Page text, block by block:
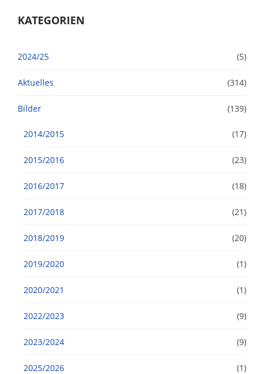
KATEGORIEN
2024/25 (5)
Aktuelles (314)
Bilder (139)
2014/2015 (17)
2015/2016 (23)
2016/2017 (18)
2017/2018 (21)
2018/2019 (20)
2019/2020 (1)
2020/2021 (1)
2022/2023 (9)
2023/2024 (9)
2025/2026 (1)